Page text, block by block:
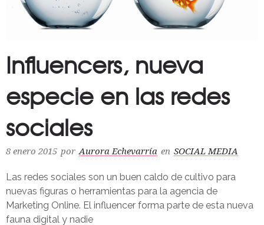
Influencers, nueva
especie en las redes
sociales
8 enero 2015 por Aurora Echevarría en SOCIAL MEDIA
Las redes sociales son un buen caldo de cultivo para
nuevas figuras o herramientas para la agencia de
Marketing Online. El influencer forma parte de esta nueva
fauna digital y nadie